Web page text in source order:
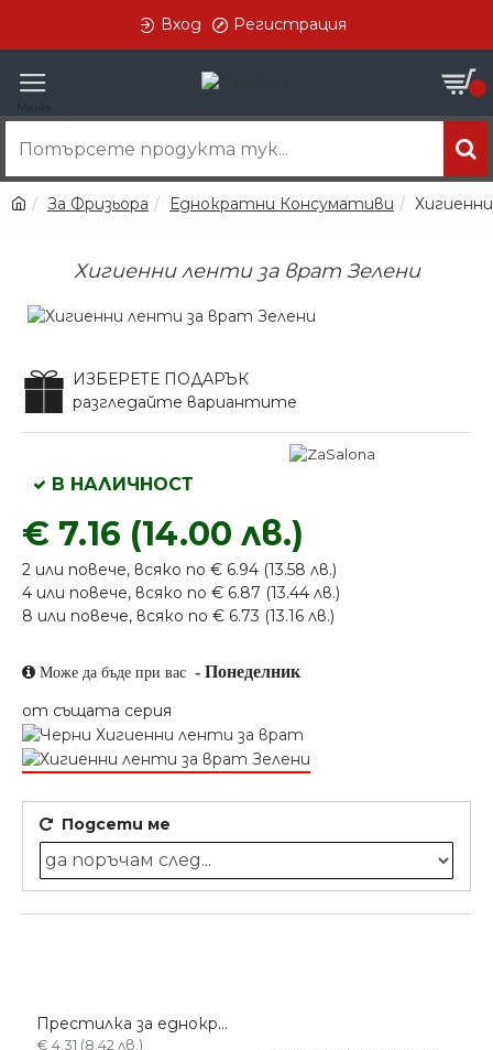
Вход Регистрация
За Фризьора Еднократни Консумативи
Хигиенни ленти за врат Зелени
ИЗБЕРЕТЕ ПОДАРЪК
разгледайте вариантите
€ 7.16 (14.00 лв.)
2 или повече, всяко по € 6.94 (13.58 лв.)
4 или повече, всяко по € 6.87 (13.44 лв.)
8 или повече, всяко по € 6.73 (13.16 лв.)
В НАЛИЧНОСТ
Може да бъде при вас - Понеделник
от същата серия
Подсети ме
Престилка за еднократна употреба - 30 броя
€ 4.31 (8.42 лв.)